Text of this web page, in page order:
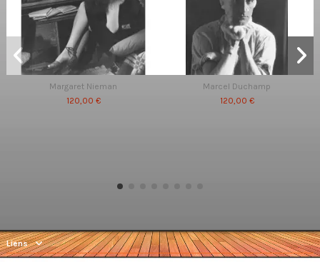
Margaret Nieman
120,00 €
Marcel Duchamp
120,00 €
Liens